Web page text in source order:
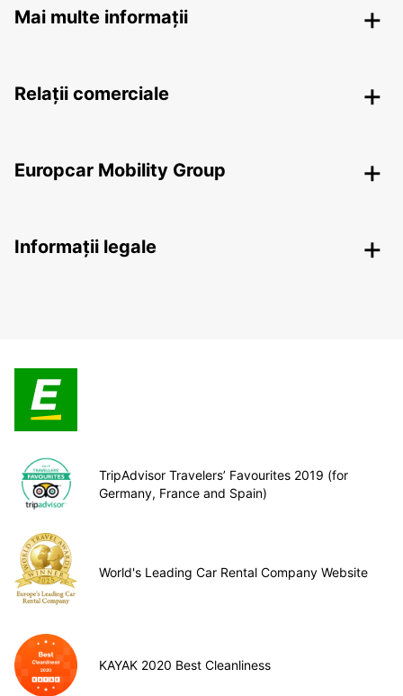
Mai multe informații
Relații comerciale
Europcar Mobility Group
Informații legale
TripAdvisor Travelers’ Favourites 2019 (for
Germany, France and Spain)
World's Leading Car Rental Company Website
KAYAK 2020 Best Cleanliness